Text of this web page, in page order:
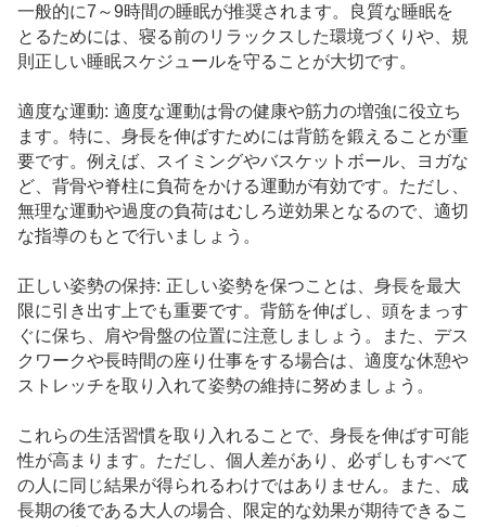
一般的に7～9時間の睡眠が推奨されます。良質な睡眠を
とるためには、寝る前のリラックスした環境づくりや、規
則正しい睡眠スケジュールを守ることが大切です。
適度な運動: 適度な運動は骨の健康や筋力の増強に役立ち
ます。特に、身長を伸ばすためには背筋を鍛えることが重
要です。例えば、スイミングやバスケットボール、ヨガな
ど、背骨や脊柱に負荷をかける運動が有効です。ただし、
無理な運動や過度の負荷はむしろ逆効果となるので、適切
な指導のもとで行いましょう。
正しい姿勢の保持: 正しい姿勢を保つことは、身長を最大
限に引き出す上でも重要です。背筋を伸ばし、頭をまっす
ぐに保ち、肩や骨盤の位置に注意しましょう。また、デス
クワークや長時間の座り仕事をする場合は、適度な休憩や
ストレッチを取り入れて姿勢の維持に努めましょう。
これらの生活習慣を取り入れることで、身長を伸ばす可能
性が高まります。ただし、個人差があり、必ずしもすべて
の人に同じ結果が得られるわけではありません。また、成
長期の後である大人の場合、限定的な効果が期待できるこ